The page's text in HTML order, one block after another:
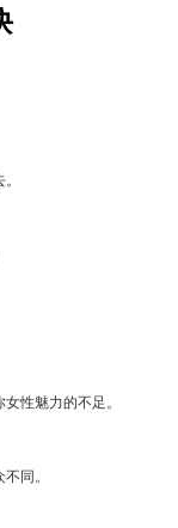
性魅力的不足。
同。